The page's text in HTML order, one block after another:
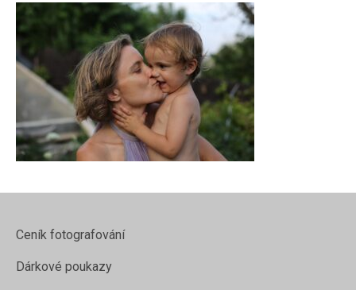
Ceník fotografování
Dárkové poukazy